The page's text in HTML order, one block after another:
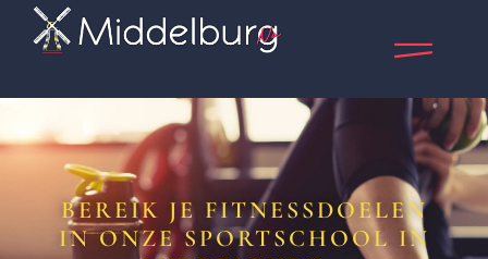
BEREIK JE FITNESSDOELEN
IN ONZE SPORTSCHOOL IN